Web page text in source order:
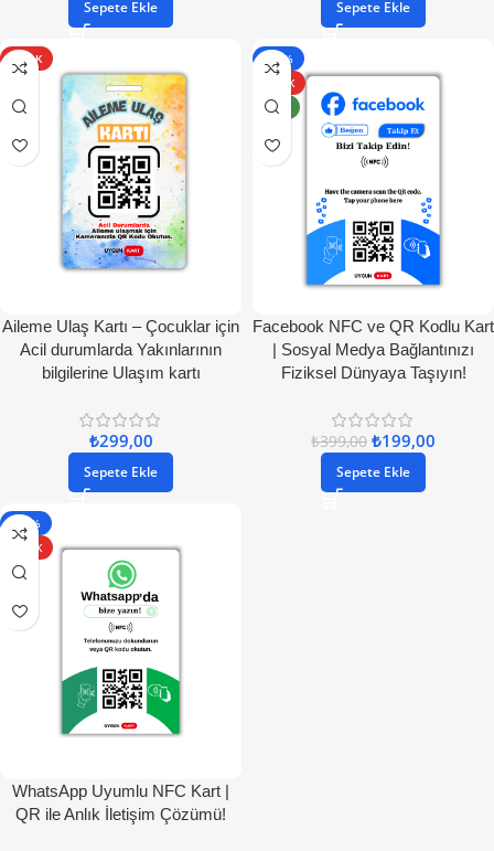
Sepete Ekle Sepete Ekle
SICAK
Aileme Ulaş Kartı – Çocuklar için
Acil durumlarda Yakınlarının
bilgilerine Ulaşım kartı
₺299,00
Sepete Ekle
- 50%
SICAK
YENI
Facebook NFC ve QR Kodlu Kart
| Sosyal Medya Bağlantınızı
Fiziksel Dünyaya Taşıyın!
₺399,00 ₺199,00
Sepete Ekle
- 34%
SICAK
WhatsApp Uyumlu NFC Kart |
QR ile Anlık İletişim Çözümü!